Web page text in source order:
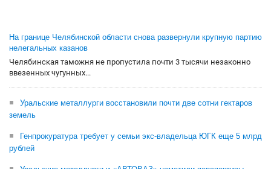
На границе Челябинской области снова развернули крупную партию
нелегальных казанов
Челябинская таможня не пропустила почти 3 тысячи незаконно
ввезенных чугунных...
Уральские металлурги восстановили почти две сотни гектаров
земель
Генпрокуратура требует у семьи экс-владельца ЮГК еще 5 млрд
рублей